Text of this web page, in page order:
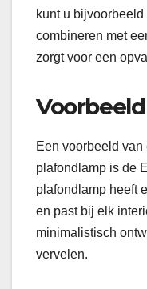
kunt u
combineren met
zorgt voor een
Voorbeeld
Een voorbeeld
plafondlamp is de
plafondlamp heeft
en past bij elk
minimalistisch
vervelen.